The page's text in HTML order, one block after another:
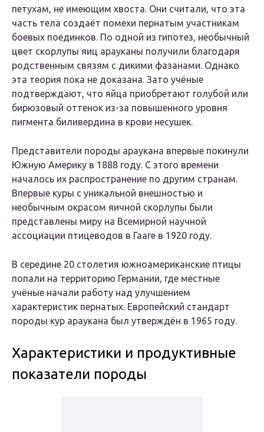
петухам, не имеющим хвоста. Они считали, что эта
часть тела создаёт помехи пернатым участникам
боевых поединков. По одной из гипотез, необычный
цвет скорлупы яиц арауканы получили благодаря
родственным связям с дикими фазанами. Однако
эта теория пока не доказана. Зато учёные
подтверждают, что яйца приобретают голубой или
бирюзовый оттенок из-за повышенного уровня
пигмента биливердина в крови несушек.
Представители породы араукана впервые покинули
Южную Америку в 1888 году. С этого времени
началось их распространение по другим странам.
Впервые куры с уникальной внешностью и
необычным окрасом яичной скорлупы были
представлены миру на Всемирной научной
ассоциации птицеводов в Гааге в 1920 году.
В середине 20 столетия южноамериканские птицы
попали на территорию Германии, где местные
учёные начали работу над улучшением
характеристик пернатых. Европейский стандарт
породы кур араукана был утверждён в 1965 году.
Характеристики и продуктивные
показатели породы